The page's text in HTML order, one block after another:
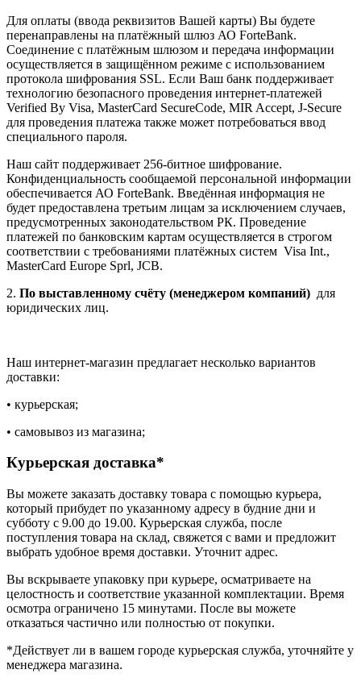
Для оплаты (ввода реквизитов Вашей карты) Вы будете
перенаправлены на платёжный шлюз АО ForteBank.
Соединение с платёжным шлюзом и передача информации
осуществляется в защищённом режиме с использованием
протокола шифрования SSL. Если Ваш банк поддерживает
технологию безопасного проведения интернет-платежей
Verified By Visa, MasterCard SecureCode, MIR Accept, J-Secure
для проведения платежа также может потребоваться ввод
специального пароля.
Наш сайт поддерживает 256-битное шифрование.
Конфиденциальность сообщаемой персональной информации
обеспечивается АО ForteBank. Введённая информация не
будет предоставлена третьим лицам за исключением случаев,
предусмотренных законодательством РК. Проведение
платежей по банковским картам осуществляется в строгом
соответствии с требованиями платёжных систем Visa Int.,
MasterCard Europe Sprl, JCB.
2. По выставленному счёту (менеджером компаний) для
юридических лиц.
Наш интернет-магазин предлагает несколько вариантов
доставки:
• курьерская;
• самовывоз из магазина;
Курьерская доставка*
Вы можете заказать доставку товара с помощью курьера,
который прибудет по указанному адресу в будние дни и
субботу с 9.00 до 19.00. Курьерская служба, после
поступления товара на склад, свяжется с вами и предложит
выбрать удобное время доставки. Уточнит адрес.
Вы вскрываете упаковку при курьере, осматриваете на
целостность и соответствие указанной комплектации. Время
осмотра ограничено 15 минутами. После вы можете
отказаться частично или полностью от покупки.
*Действует ли в вашем городе курьерская служба, уточняйте у
менеджера магазина.